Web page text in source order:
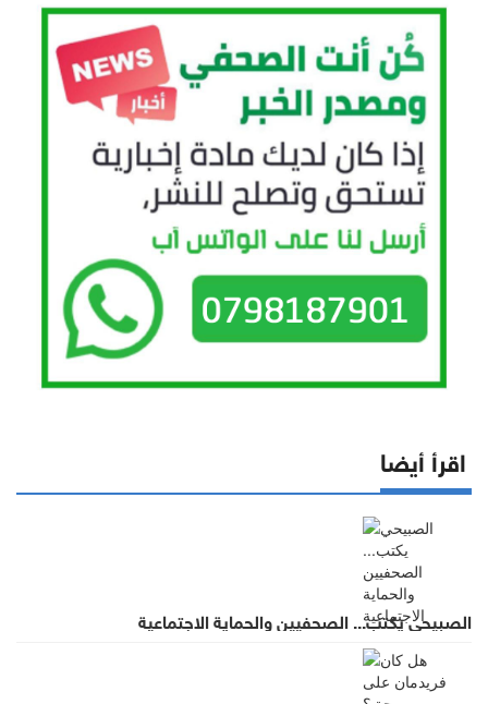
اقرأ أيضا
الصبيحي يكتب... الصحفيين والحماية الاجتماعية